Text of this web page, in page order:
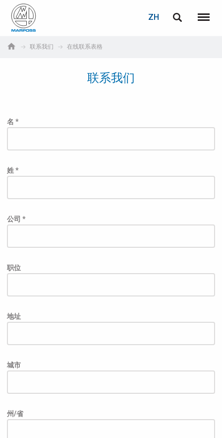
S.p.A.
ZH
菜单
联系我们 在线联系表格
联系我们
名 *
姓 *
公司 *
职位
地址
城市
州/省
Deutsch
Italiano
登录